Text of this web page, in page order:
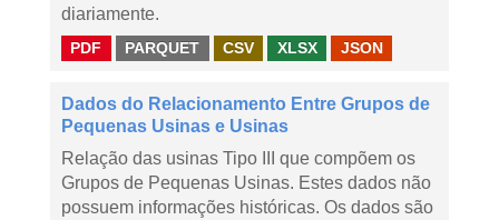
diariamente.
PDF PARQUET CSV XLSX JSON
Dados do Relacionamento Entre Grupos de
Pequenas Usinas e Usinas
Relação das usinas Tipo III que compõem os
Grupos de Pequenas Usinas. Estes dados não
possuem informações históricas. Os dados são